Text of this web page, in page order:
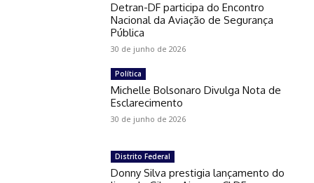
Detran-DF participa do Encontro
Nacional da Aviação de Segurança
Pública
30 de junho de 2026
Política
Michelle Bolsonaro Divulga Nota de
Esclarecimento
30 de junho de 2026
Distrito Federal
Donny Silva prestigia lançamento do